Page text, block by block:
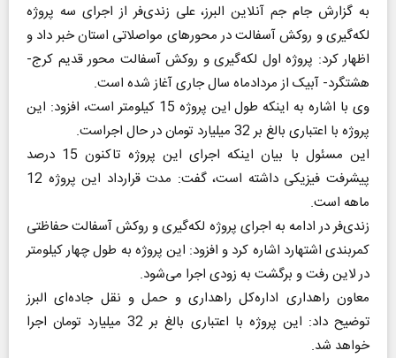
به گزارش جام جم آنلاین البرز، علی زندی‌فر از اجرای سه پروژه
لکه‌گیری و روکش آسفالت در محورهای مواصلاتی استان خبر داد و
اظهار کرد: پروژه اول لکه‌گیری و روکش آسفالت محور قدیم کرج-
هشتگرد- آبیک از مردادماه سال جاری آغاز شده است.
وی با اشاره به اینکه طول این پروژه 15 کیلومتر است، افزود: این
پروژه با اعتباری بالغ بر 32 میلیارد تومان در حال اجراست.
این مسئول با بیان اینکه اجرای این پروژه تاکنون 15 درصد
پیشرفت فیزیکی داشته است، گفت: مدت قرارداد این پروژه 12
ماهه است.
زندی‌فر در ادامه به اجرای پروژه لکه‌گیری و روکش آسفالت حفاظتی
کمربندی اشتهارد اشاره کرد و افزود: این پروژه به طول چهار کیلومتر
در لاین رفت و برگشت به زودی اجرا می‌شود.
معاون راهداری اداره‌کل راهداری و حمل و نقل جاده‌ای البرز
توضیح داد: این پروژه با اعتباری بالغ بر 32 میلیارد تومان اجرا
خواهد شد.